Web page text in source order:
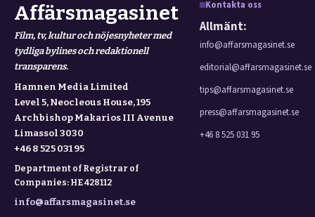
Affärsmagasinet
Film, tv, kultur och nöjesnyheter med
tydliga bylines och redaktionell
transparens.
Hamnen Media Limited
Level 5, Neocleous House, 195
Archbishop Makarios III Avenue
Limassol 3030
+46 8 525 031 95
Department of Registrar of
Companies: HE 428112
info@affarsmagasinet.se
Kontakta oss
Allmänt:
info@affarsmagasinet.se
editorial@affarsmagasinet.se
tips@affarsmagasinet.se
press@affarsmagasinet.se
+46 8 525 031 95